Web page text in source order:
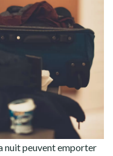
nuit peuvent emporter